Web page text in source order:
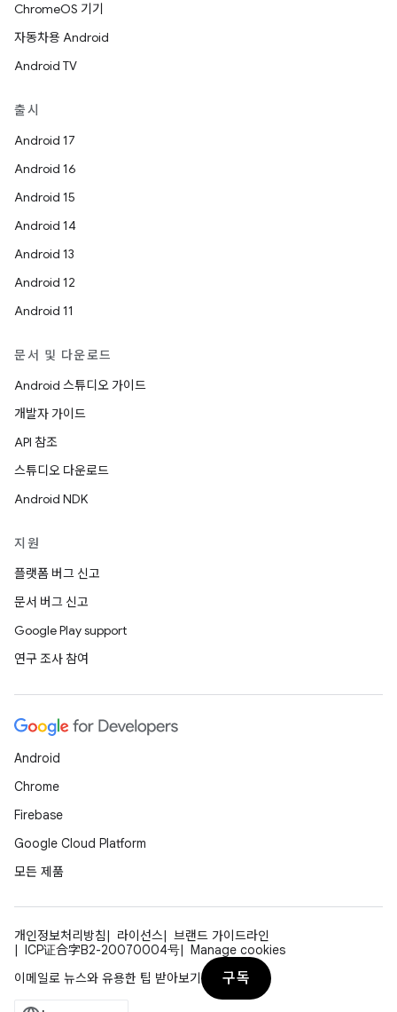
ChromeOS 기기
자동차용 Android
Android TV
출시
Android 17
Android 16
Android 15
Android 14
Android 13
Android 12
Android 11
문서 및 다운로드
Android 스튜디오 가이드
개발자 가이드
API 참조
스튜디오 다운로드
Android NDK
지원
플랫폼 버그 신고
문서 버그 신고
Google Play support
연구 조사 참여
Android
Chrome
Firebase
Google Cloud Platform
모든 제품
개인정보처리방침 라이선스
브랜드 가이드라인
ICP证合字B2-20070004号
Manage cookies
이메일로 뉴스와 유용한 팁 받아보기
구독